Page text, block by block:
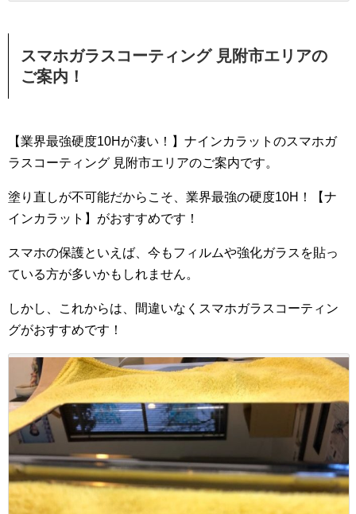
スマホガラスコーティング 見附市エリアの
ご案内！
【業界最強硬度10Hが凄い！】ナインカラットのスマホガ
ラスコーティング 見附市エリアのご案内です。
塗り直しが不可能だからこそ、業界最強の硬度10H！【ナ
インカラット】がおすすめです！
スマホの保護といえば、今もフィルムや強化ガラスを貼っ
ている方が多いかもしれません。
しかし、これからは、間違いなくスマホガラスコーティン
グがおすすめです！